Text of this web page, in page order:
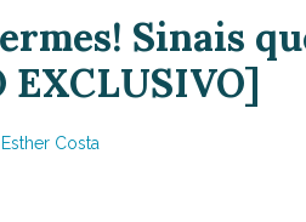
Sinais
Costa